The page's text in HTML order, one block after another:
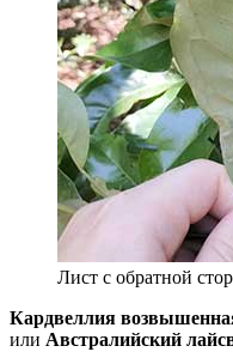
Лист с обратной
Кардвеллия
или Австралийский